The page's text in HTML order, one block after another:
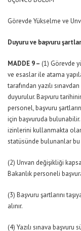
Görevde Yükselme ve
Duyuru ve başvuru
MADDE 9 – (1) Görevde
ve esaslar ile atama
tarafından yazılı
duyurulur. Başvuru
personel, başvuru
için başvuruda
izinlerini kullanmakta
statüsünde bulunanlar
(2) Unvan değişikliği
Bakanlık personeli
(3) Başvuru şartlarını
alınır.
(4) Yazılı sınava